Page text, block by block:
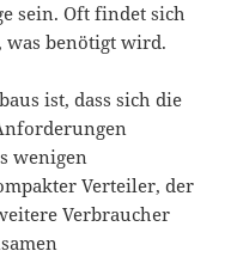
sein. Oft findet sich
was benötigt wird.
ist, dass sich die
wenigen
Verteiler, der
Verbraucher